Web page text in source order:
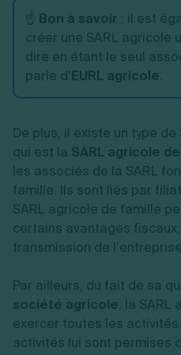
☝️ Bon à savoir : il est
créer une SARL agricole
dire en étant le seul
parle d’EURL agricole.
De plus, il existe un type
qui est la SARL agricole
les associés de la SARL
famille. Ils sont liés par
SARL agricole de famille
certains avantages
transmission de
Par ailleurs, du fait de sa
société agricole, la SARL
exercer toutes les
activités lui sont permises